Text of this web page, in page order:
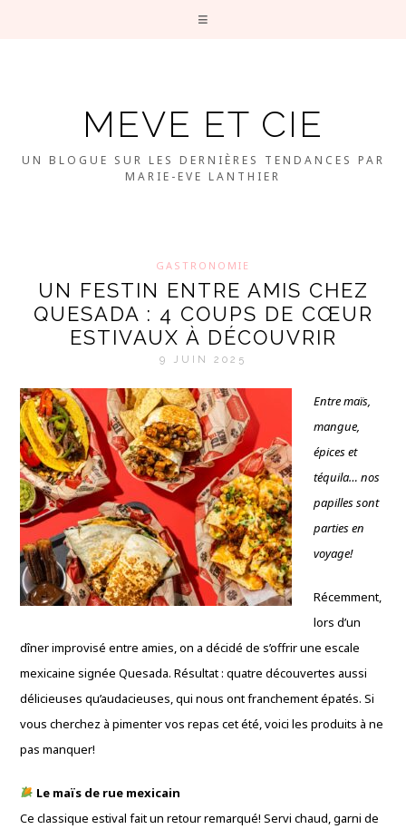
MEVE ET CIE
UN BLOGUE SUR LES DERNIÈRES TENDANCES PAR
MARIE-EVE LANTHIER
GASTRONOMIE
UN FESTIN ENTRE AMIS CHEZ
QUESADA : 4 COUPS DE CŒUR
ESTIVAUX À DÉCOUVRIR
9 JUIN 2025
Entre maïs,
mangue,
épices et
téquila… nos
papilles sont
parties en
voyage!
Récemment,
lors d’un
dîner improvisé entre amies, on a décidé de s’offrir une escale
mexicaine signée Quesada. Résultat : quatre découvertes aussi
délicieuses qu’audacieuses, qui nous ont franchement épatés. Si
vous cherchez à pimenter vos repas cet été, voici les produits à ne
pas manquer!
Le maïs de rue mexicain
Ce classique estival fait un retour remarqué! Servi chaud, garni de